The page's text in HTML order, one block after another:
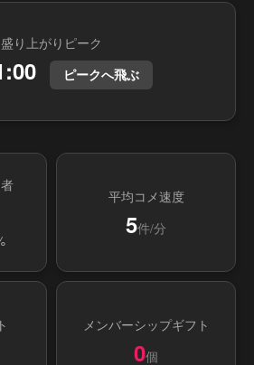
盛り上がりピーク
ピークへ飛ぶ
平均コメ速度
5件/分
メンバーシップギフト
0個